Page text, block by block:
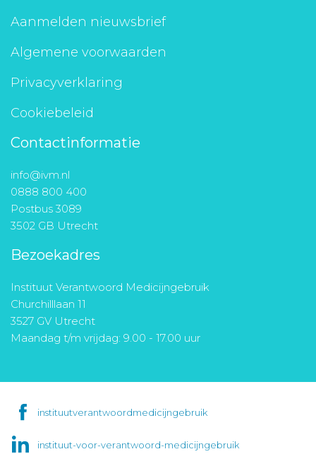
Aanmelden nieuwsbrief
Algemene voorwaarden
Privacyverklaring
Cookiebeleid
Contactinformatie
info@ivm.nl
0888 800 400
Postbus 3089
3502 GB Utrecht
Bezoekadres
Instituut Verantwoord Medicijngebruik
Churchilllaan 11
3527 GV Utrecht
Maandag t/m vrijdag: 9.00 - 17.00 uur
instituutverantwoordmedicijngebruik
instituut-voor-verantwoord-medicijngebruik